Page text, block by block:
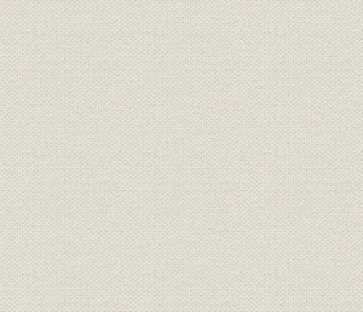
主要光ファイバー系統図
関西電力組織図
組織および事業所等の変遷
機構の変遷
主要事業所の所在地一覧
PR館一覧